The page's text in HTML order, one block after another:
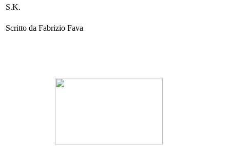
S.K.
Scritto da Fabrizio Fava